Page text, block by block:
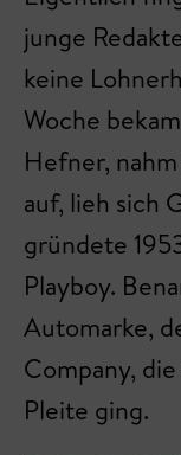
junge
keine
Woche
Hefner,
auf, lieh sich
gründete
Playboy.
Automarke,
Company,
Pleite ging.